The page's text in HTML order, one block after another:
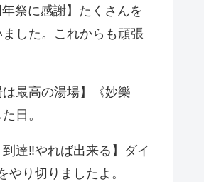
年祭に感謝】たくさんを
した。これからも頑張
は最高の湯場】《妙樂
日。
到達‼️やれば出来る】ダイ
やり切りましたよ。